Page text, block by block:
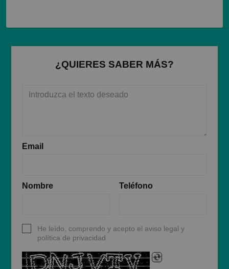
¿QUIERES SABER MÁS?
Email
Nombre Teléfono
He leído, comprendo y acepto el aviso legal y
política de privacidad